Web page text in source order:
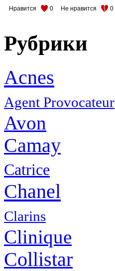
Нравится 0 Не нравится 0
Рубрики
Acnes
Agent Provocateur
Avon
Camay
Catrice
Chanel
Clarins
Clinique
Collistar